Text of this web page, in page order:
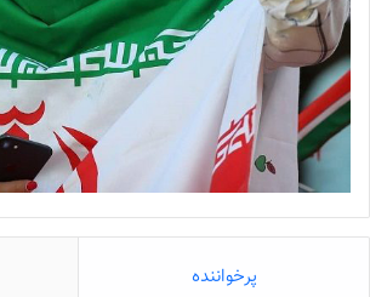
پرخواننده